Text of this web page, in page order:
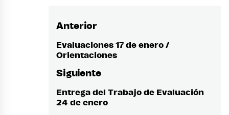
Navegación
de
Anterior
Entrada
anterior:
Evaluaciones 17 de enero /
Orientaciones
Siguiente
Entrada
siguiente:
Entrega del Trabajo de Evaluación
24 de enero